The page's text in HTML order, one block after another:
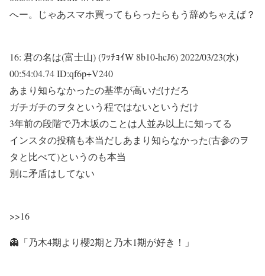
へー。じゃあスマホ買ってもらったらもう辞めちゃえば？
16: 君の名は(富士山) (ﾜｯﾁｮｲW 8b10-hcJ6)2022/03/23(水)
00:54:04.74 ID:qf6p+V240
あまり知らなかったの基準が高いだけだろ
ガチガチのヲタという程ではないというだけ
3年前の段階で乃木坂のことは人並み以上に知ってる
インスタの投稿も本当だしあまり知らなかった(古参のヲ
タと比べて)というのも本当
別に矛盾はしてない
>>16
👻「乃木4期より櫻2期と乃木1期が好き！」